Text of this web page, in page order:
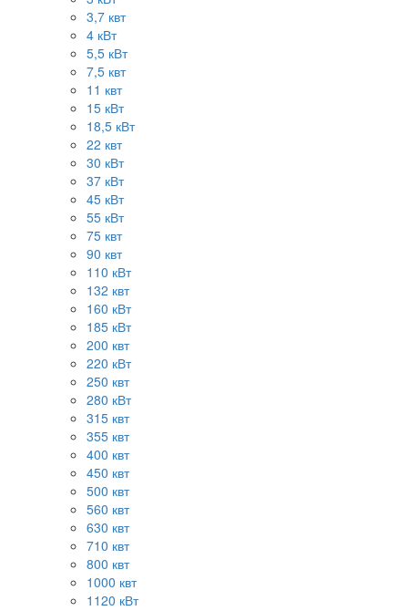
3,7 квт
4 кВт
5,5 кВт
7,5 квт
11 квт
15 кВт
18,5 кВт
22 квт
30 кВт
37 кВт
45 кВт
55 кВт
75 квт
90 квт
110 кВт
132 квт
160 кВт
185 кВт
200 квт
220 кВт
250 квт
280 кВт
315 квт
355 квт
400 квт
450 квт
500 квт
560 квт
630 квт
710 квт
800 квт
1000 квт
1120 кВт